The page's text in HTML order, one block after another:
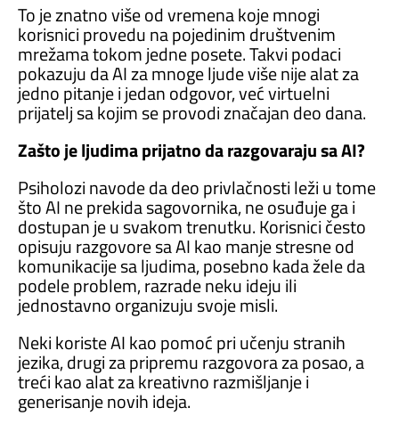
To je znatno više od vremena koje mnogi
korisnici provedu na pojedinim društvenim
mrežama tokom jedne posete. Takvi podaci
pokazuju da AI za mnoge ljude više nije alat za
jedno pitanje i jedan odgovor, već virtuelni
prijatelj sa kojim se provodi značajan deo dana.
Zašto je ljudima prijatno da razgovaraju sa AI?
Psiholozi navode da deo privlačnosti leži u tome
što AI ne prekida sagovornika, ne osuđuje ga i
dostupan je u svakom trenutku. Korisnici često
opisuju razgovore sa AI kao manje stresne od
komunikacije sa ljudima, posebno kada žele da
podele problem, razrade neku ideju ili
jednostavno organizuju svoje misli.
Neki koriste AI kao pomoć pri učenju stranih
jezika, drugi za pripremu razgovora za posao, a
treći kao alat za kreativno razmišljanje i
generisanje novih ideja.